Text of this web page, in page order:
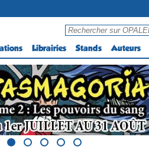
Librairies Stands Auteurs